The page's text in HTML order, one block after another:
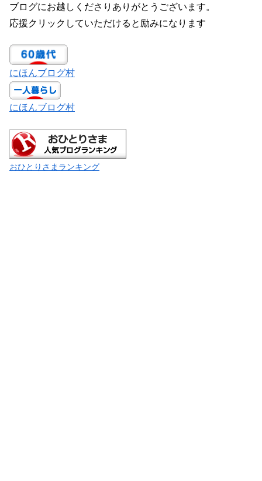
ブログにお越しくださりありがとうございます。
応援クリックしていただけると励みになります
にほんブログ村
にほんブログ村
おひとりさまランキング